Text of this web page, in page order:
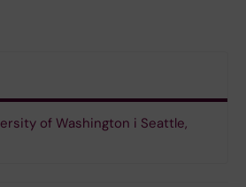
of Washington i Seattle,